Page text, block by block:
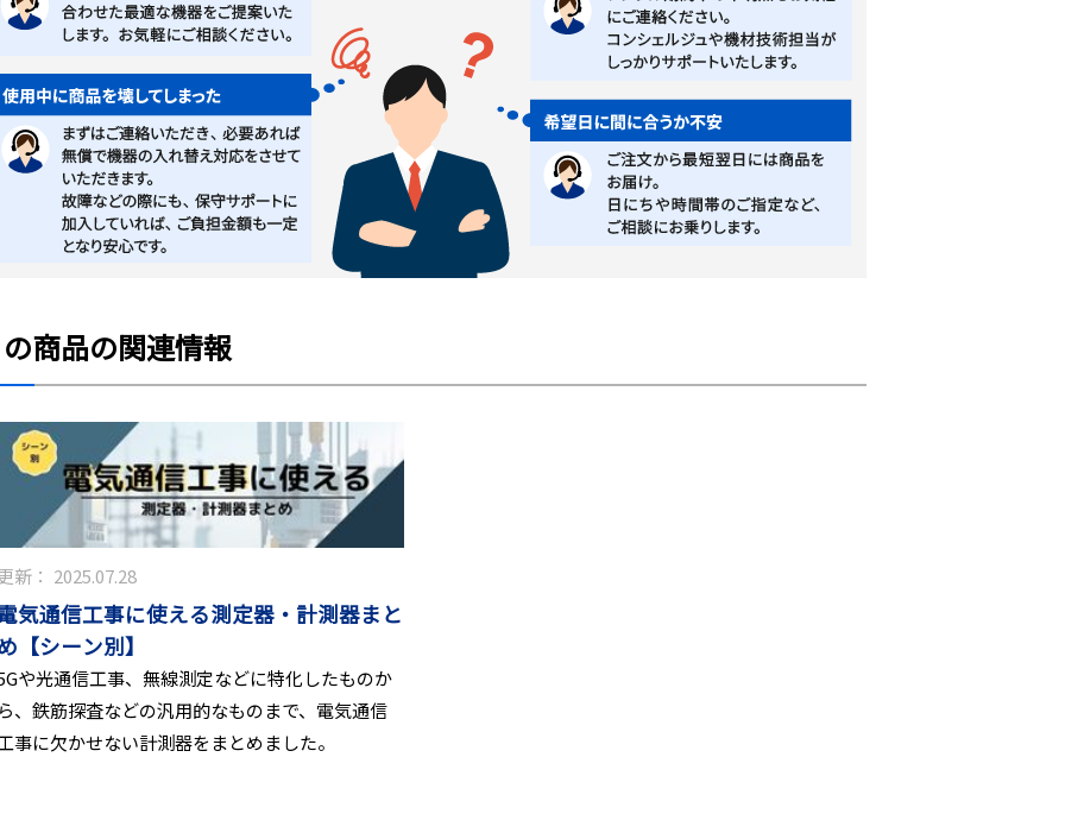
商品の関連情報
新： 2025.07.28
気通信工事に使える測定器・計測器まと
【シーン別】
や光通信工事、無線測定などに特化したものか
、鉄筋探査などの汎用的なものまで、電気通信
事に欠かせない計測器をまとめました。